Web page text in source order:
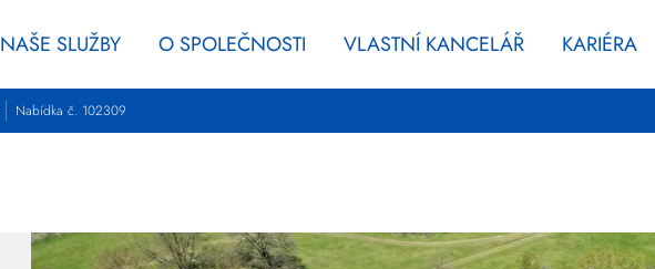
NAŠE SLUŽBY O SPOLEČNOSTI VLASTNÍ KANCELÁŘ KARIÉRA
Nabídka č. 102309